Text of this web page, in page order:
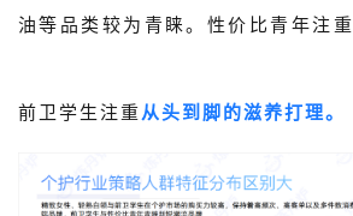
油等品类较为青睐。性价比青年注重
前卫学生注重从头到脚的滋养打理。